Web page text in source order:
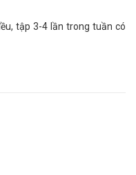
tập 3-4 lần trong tuần có